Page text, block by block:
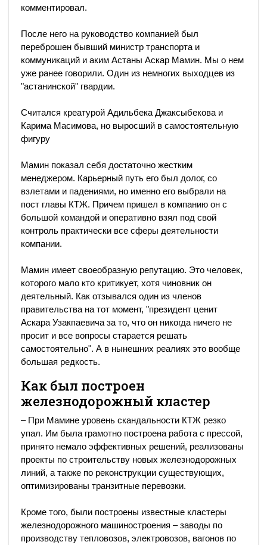
комментировал.
После него на руководство компанией был
переброшен бывший министр транспорта и
коммуникаций и аким Астаны Аскар Мамин. Мы о нем
уже ранее говорили. Один из немногих выходцев из
"астанинской" гвардии.
Считался креатурой Адильбека Джаксыбекова и
Карима Масимова, но выросший в самостоятельную
фигуру
Мамин показал себя достаточно жестким
менеджером. Карьерный путь его был долог, со
взлетами и падениями, но именно его выбрали на
пост главы КТЖ. Причем пришел в компанию он с
большой командой и оперативно взял под свой
контроль практически все сферы деятельности
компании.
Мамин имеет своеобразную репутацию. Это человек,
которого мало кто критикует, хотя чиновник он
деятельный. Как отзывался один из членов
правительства на тот момент, "президент ценит
Аскара Узакпаевича за то, что он никогда ничего не
просит и все вопросы старается решать
самостоятельно". А в нынешних реалиях это вообще
большая редкость.
Как был построен
железнодорожный кластер
– При Мамине уровень скандальности КТЖ резко
упал. Им была грамотно построена работа с прессой,
принято немало эффективных решений, реализованы
проекты по строительству новых железнодорожных
линий, а также по реконструкции существующих,
оптимизированы транзитные перевозки.
Кроме того, были построены известные кластеры
железнодорожного машиностроения – заводы по
производству тепловозов, электровозов, вагонов по